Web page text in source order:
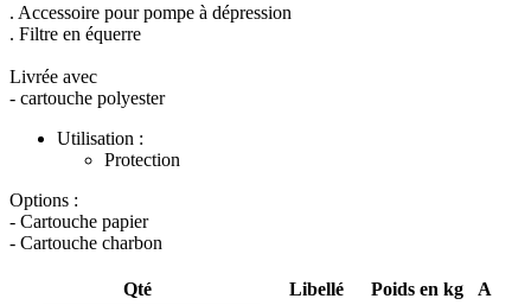
. Accessoire pour pompe à dépression
. Filtre en équerre
Livrée avec
- cartouche polyester
Utilisation :
Protection
Options :
- Cartouche papier
- Cartouche charbon
Qté Libellé Poids en kg
A